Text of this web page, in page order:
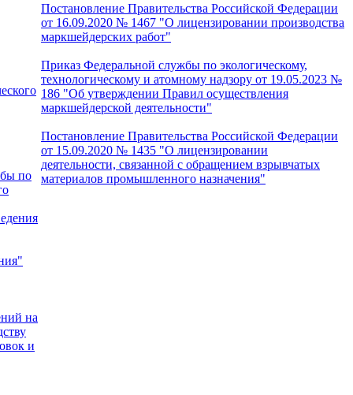
по
на
и
Постановление Правительства Российской Федерации
от 16.09.2020 № 1467 "О лицензировании производства
маркшейдерских работ"
Приказ Федеральной службы по экологическому,
технологическому и атомному надзору от 19.05.2023 №
186 "Об утверждении Правил осуществления
маркшейдерской деятельности"
Постановление Правительства Российской Федерации
от 15.09.2020 № 1435 "О лицензировании
деятельности, связанной с обращением взрывчатых
материалов промышленного назначения"